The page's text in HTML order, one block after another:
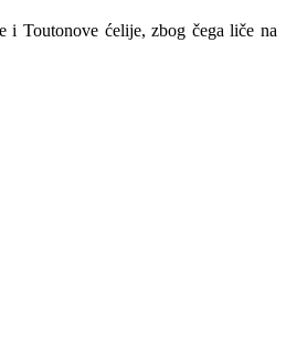
i Toutonove ćelije, zbog čega liče na